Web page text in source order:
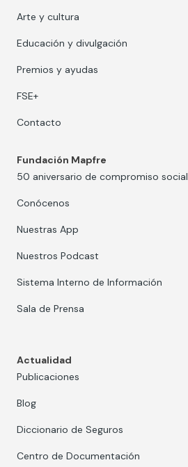
Arte y cultura
Educación y divulgación
Premios y ayudas
FSE+
Contacto
Fundación Mapfre
50 aniversario de compromiso social
Conócenos
Nuestras App
Nuestros Podcast
Sistema Interno de Información
Sala de Prensa
Actualidad
Publicaciones
Blog
Diccionario de Seguros
Centro de Documentación